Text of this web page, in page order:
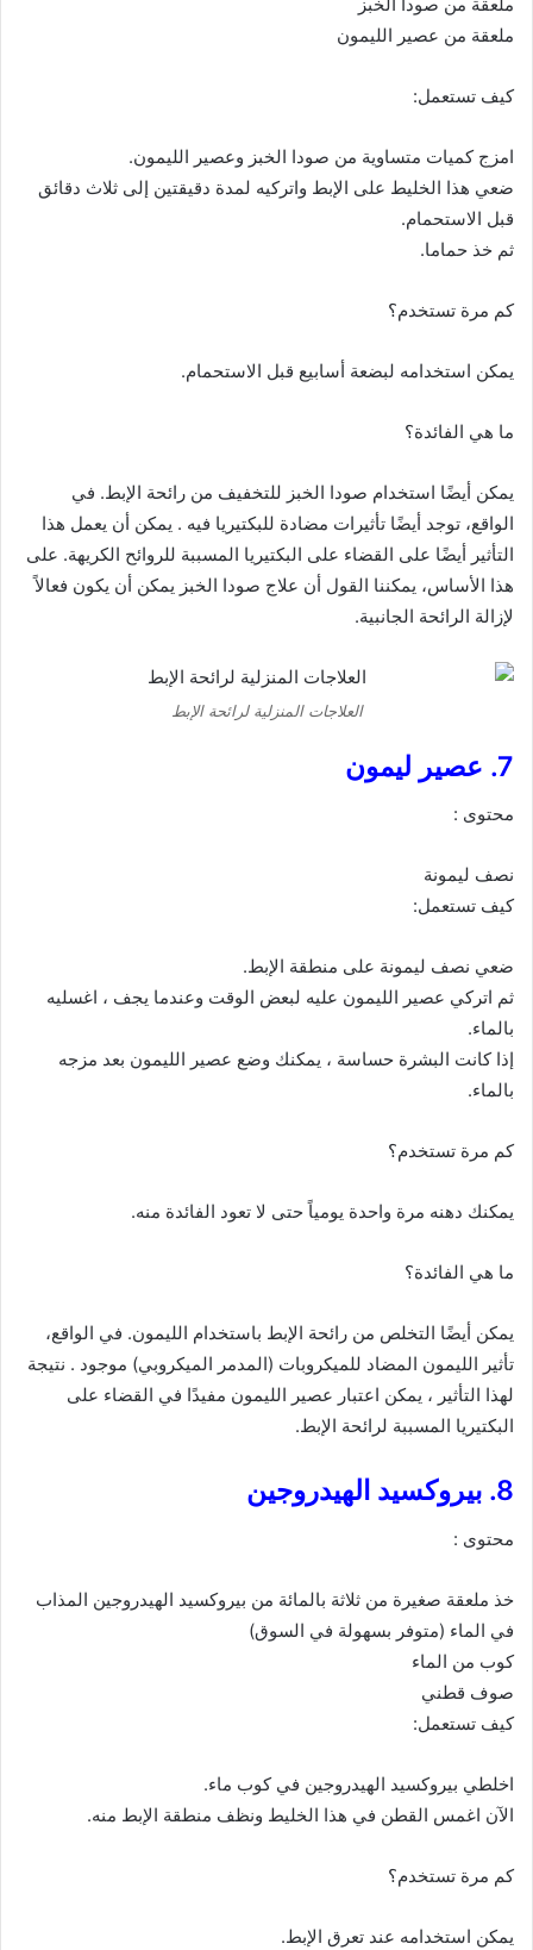
ملعقة من عصير الليمون
كيف تستعمل:
امزج كميات متساوية من صودا الخبز وعصير الليمون.
ضعي هذا الخليط على الإبط واتركيه لمدة دقيقتين إلى ثلاث دقائق
قبل الاستحمام.
ثم خذ حماما.
كم مرة تستخدم؟
يمكن استخدامه لبضعة أسابيع قبل الاستحمام.
ما هي الفائدة؟
يمكن أيضًا استخدام صودا الخبز للتخفيف من رائحة الإبط. في
الواقع، توجد أيضًا تأثيرات مضادة للبكتيريا فيه . يمكن أن يعمل هذا
التأثير أيضًا على القضاء على البكتيريا المسببة للروائح الكريهة. على
هذا الأساس، يمكننا القول أن علاج صودا الخبز يمكن أن يكون فعالاً
لإزالة الرائحة الجانبية.
العلاجات المنزلية لرائحة الإبط
7. عصير ليمون
محتوى :
نصف ليمونة
كيف تستعمل:
ضعي نصف ليمونة على منطقة الإبط.
ثم اتركي عصير الليمون عليه لبعض الوقت وعندما يجف ، اغسليه
بالماء.
إذا كانت البشرة حساسة ، يمكنك وضع عصير الليمون بعد مزجه
بالماء.
كم مرة تستخدم؟
يمكنك دهنه مرة واحدة يومياً حتى لا تعود الفائدة منه.
ما هي الفائدة؟
يمكن أيضًا التخلص من رائحة الإبط باستخدام الليمون. في الواقع،
تأثير الليمون المضاد للميكروبات (المدمر الميكروبي) موجود . نتيجة
لهذا التأثير ، يمكن اعتبار عصير الليمون مفيدًا في القضاء على
البكتيريا المسببة لرائحة الإبط.
8. بيروكسيد الهيدروجين
محتوى :
خذ ملعقة صغيرة من ثلاثة بالمائة من بيروكسيد الهيدروجين المذاب
في الماء (متوفر بسهولة في السوق)
كوب من الماء
صوف قطني
كيف تستعمل:
اخلطي بيروكسيد الهيدروجين في كوب ماء.
الآن اغمس القطن في هذا الخليط ونظف منطقة الإبط منه.
كم مرة تستخدم؟
يمكن استخدامه عند تعرق الإبط.